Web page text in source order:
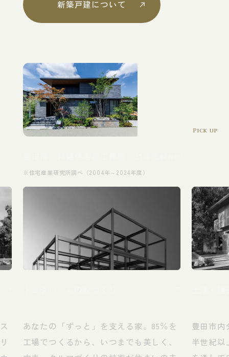
新築戸建について
Pick up
※住宅産業研究所調べ（2004年～2024年度）
あなたの「ずっと」を支える家。85％を
工場でつくるから、いつまでも美しく、
豊田市
半世紀